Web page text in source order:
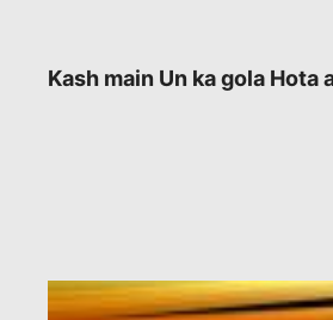
Kash main Un ka gola